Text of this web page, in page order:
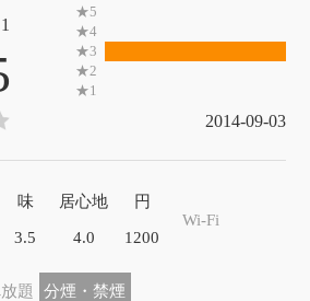
1
2014-09-03
味
3.5
居心地
4.0
円
1200
Wi-Fi
題 分煙・禁煙